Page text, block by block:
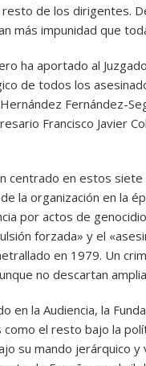
de los dirigentes.
más impunidad que
ha aportado al
de todos los
Fernández-
Francisco Javier
centrado en estos
la organización en la
por actos de
forzada» y el
en 1979. Un
no descartan
en la Audiencia, la
el resto bajo la
su mando jerárquico